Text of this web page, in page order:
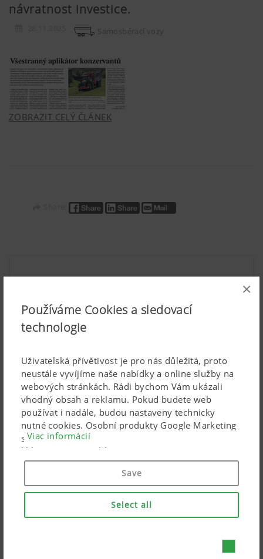
×
Používáme Cookies a sledovací
technologie
Uživatelská přívětivost je pro nás důležitá, proto
neustále vyvíjíme naše nabídky a online služby na
webových stránkách. Rádi bychom Vám ukázali
vhodný obsah a reklamu. Pokud budete web
používat i nadále, budou nastaveny technicky
nutné cookies. Osobní produkty Google Marketing
se používají, pouze pokud dáte svůj úplný souhlas
kliknutím na („souhlasit se vším“). Pomocí
uvedených zaškrtávacích políček můžete také
provést individuální nastavení.
Viac informácií
Save
Select all
návratnost investice.
Samosběrací vozy
ZOBRAZIT CELÝ ČLÁNEK
EUROPROFI COMBILINE Víceúčelový vůz s
Příkon 130-220 k, objem 25-32 m³, rozteč nožů 39
mm